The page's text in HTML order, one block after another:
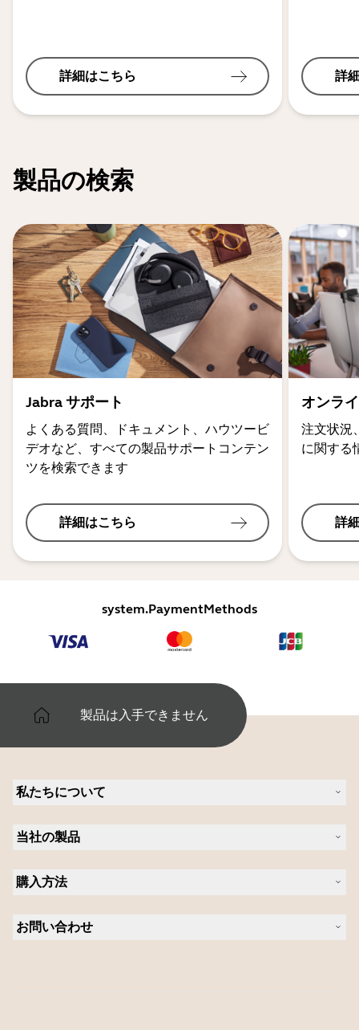
詳細はこちら 詳
製品の検索
Jabra サポート
よくある質問、ドキュメント、ハウツービ
デオなど、すべての製品サポートコンテン
ツを検索できます
詳細はこちら
オンラ
注文状況
に関する
詳
system.PaymentMethods
製品は入手できません
私たちについて
キャリア
ニュースとプレスリリース
ブログを読む
ケーススタディ
当社の製品
スピーカーフォン
パーソナルカメラ
ソフトウェア
購入方法
認定代理店
お問い合わせ